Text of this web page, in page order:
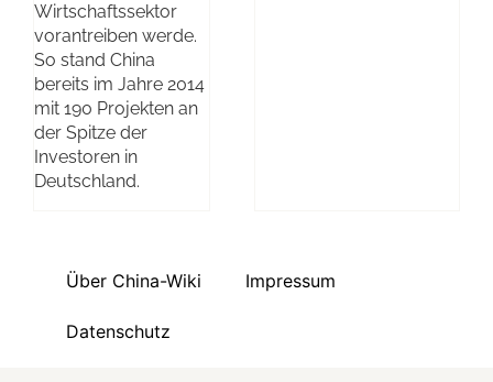
Wirtschaftssektor
vorantreiben werde.
So stand China
bereits im Jahre 2014
mit 190 Projekten an
der Spitze der
Investoren in
Deutschland.
Über China-Wiki Impressum
Datenschutz